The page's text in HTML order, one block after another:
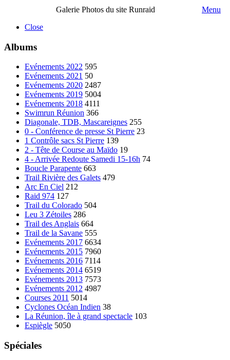
Galerie Photos du site Runraid
Menu
Close
Albums
Evénements 2022 595
Evénements 2021 50
Evénements 2020 2487
Evénements 2019 5004
Evénements 2018 4111
Swimrun Réunion 366
Diagonale, TDB, Mascareignes 255
0 - Conférence de presse St Pierre 23
1 Contrôle sacs St Pierre 139
2 - Tête de Course au Maïdo 19
4 - Arrivée Redoute Samedi 15-16h 74
Boucle Parapente 663
Trail Rivière des Galets 479
Arc En Ciel 212
Raid 974 127
Trail du Colorado 504
Leu 3 Zétoiles 286
Trail des Anglais 664
Trail de la Savane 555
Evénements 2017 6634
Evénements 2015 7960
Evénements 2016 7114
Evénements 2014 6519
Evénements 2013 7573
Evénements 2012 4987
Courses 2011 5014
Cyclones Océan Indien 38
La Réunion, île à grand spectacle 103
Espiègle 5050
Spéciales